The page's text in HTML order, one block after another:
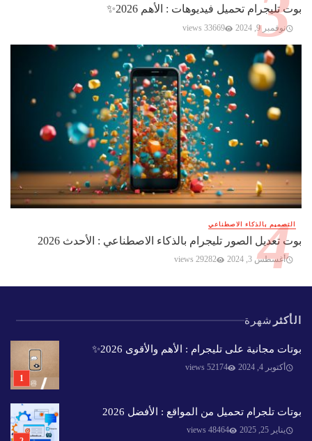
بوت تليجرام تحميل فيديوهات : الأهم 2026✨️
نوفمبر 9, 2024 33669 views
التصميم بالذكاء الاصطناعي
بوت تعديل الصور تليجرام بالذكاء الاصطناعي : الأحدث 2026
أغسطس 3, 2024 29282 views
الأكثر شهرة
بوتات مجانية على تليجرام : الأهم والأقوى 2026✨️
أكتوبر 4, 2024 52174 views
بوتات تلجرام تحميل من المواقع : الأفضل 2026
يناير 25, 2025 48464 views